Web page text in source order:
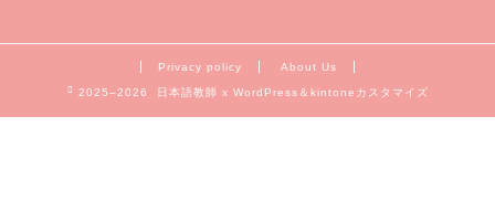
Privacy policy About Us
2025–2026 日本語教師 x WordPress＆kintoneカスタマイズ